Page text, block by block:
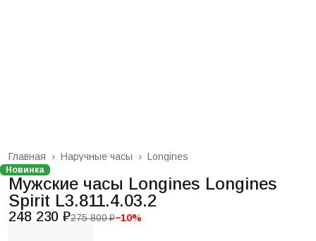
Longines
Наручные часы ›
Главная ›
Новинка
Мужские часы Longines Longines
Spirit L3.811.4.03.2
248 230 ₽275 800 ₽−10%